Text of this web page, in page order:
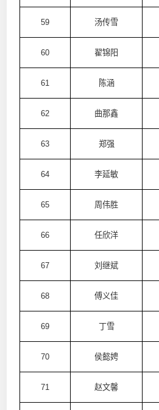
59 汤传雪
60 翟锦阳
61 陈涵
62 曲那鑫
63 郑强
64 李延敏
65 周伟胜
66 任欣洋
67 刘继斌
68 傅义佳
69 丁雪
70 侯懿娉
71 赵文馨